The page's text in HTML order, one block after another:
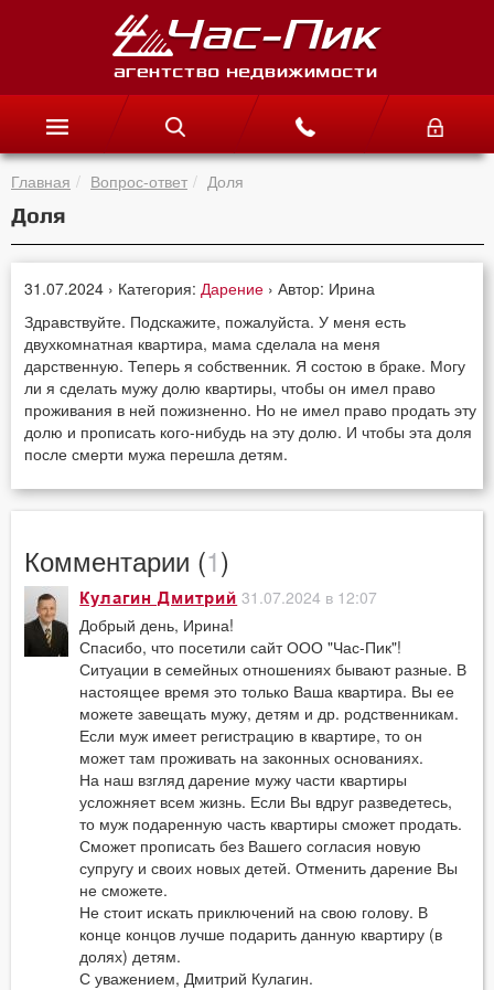
Главная Вопрос-ответ Доля
Доля
31.07.2024 › Категория: Дарение › Автор: Ирина
Здравствуйте. Подскажите, пожалуйста. У меня есть
двухкомнатная квартира, мама сделала на меня
дарственную. Теперь я собственник. Я состою в браке. Могу
ли я сделать мужу долю квартиры, чтобы он имел право
проживания в ней пожизненно. Но не имел право продать эту
долю и прописать кого-нибудь на эту долю. И чтобы эта доля
после смерти мужа перешла детям.
Комментарии (1)
Кулагин Дмитрий 31.07.2024 в 12:07
Добрый день, Ирина!
Спасибо, что посетили сайт ООО "Час-Пик"!
Ситуации в семейных отношениях бывают разные. В
настоящее время это только Ваша квартира. Вы ее
можете завещать мужу, детям и др. родственникам.
Если муж имеет регистрацию в квартире, то он
может там проживать на законных основаниях.
На наш взгляд дарение мужу части квартиры
усложняет всем жизнь. Если Вы вдруг разведетесь,
то муж подаренную часть квартиры сможет продать.
Сможет прописать без Вашего согласия новую
супругу и своих новых детей. Отменить дарение Вы
не сможете.
Не стоит искать приключений на свою голову. В
конце концов лучше подарить данную квартиру (в
долях) детям.
С уважением, Дмитрий Кулагин.